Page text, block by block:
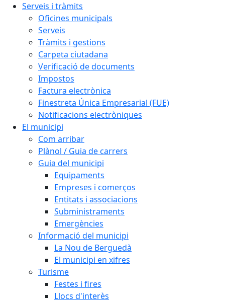
Serveis i tràmits
Oficines municipals
Serveis
Tràmits i gestions
Carpeta ciutadana
Verificació de documents
Impostos
Factura electrònica
Finestreta Única Empresarial (FUE)
Notificacions electròniques
El municipi
Com arribar
Plànol / Guia de carrers
Guia del municipi
Equipaments
Empreses i comerços
Entitats i associacions
Subministraments
Emergències
Informació del municipi
La Nou de Berguedà
El municipi en xifres
Turisme
Festes i fires
Llocs d'interès